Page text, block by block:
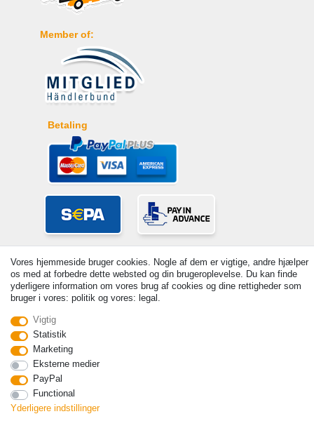
Member of:
Betaling
© Copyright 2026 | Alle rettigheder forbeholdes. - Prices incl. VAT. 19%
VAT Basic prices see article detail | * Applies to deliveries to the UK!
Withdraw from contract here
Vores hjemmeside bruger cookies. Nogle af dem er vigtige, andre hjælper
os med at forbedre dette websted og din brugeroplevelse. Du kan finde
yderligere information om vores brug af cookies og dine rettigheder som
bruger i vores: politik og vores: legal.
Vigtig
Statistik
Marketing
Eksterne medier
PayPal
Functional
Yderligere indstillinger